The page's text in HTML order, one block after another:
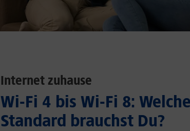
Internet zuhause
Wi-Fi 4 bis Wi-Fi 8:
Standard brauchst Du?